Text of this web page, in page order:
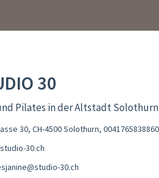
30
Pilates in der Altstadt
30, CH-4500 Solothurn, 0041765838860
30.ch
30.ch